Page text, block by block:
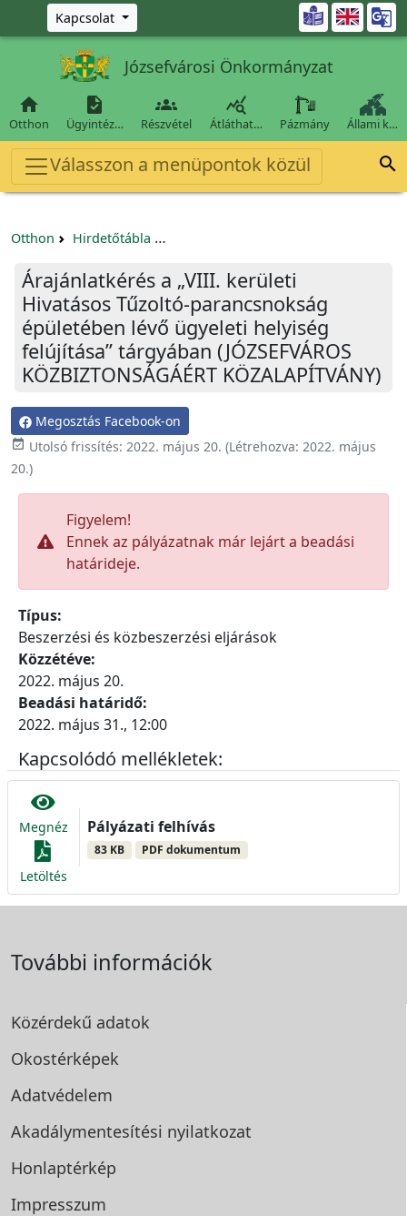
Ugrás a fő tartalomra
Kapcsolat 
Józsefvárosi Önkormányzat

Otthon

Ügyintéz…

Részvétel

Átláthat… Pázmány Állami k…
Válasszon a menüpontok közül 
Otthon Hirdetőtábla
Árajánlatkérés a „VIII. kerületi
Hivatásos Tűzoltó-parancsnokság
épületében lévő ügyeleti helyiség
felújítása” tárgyában (JÓZSEFVÁROS
KÖZBIZTONSÁGÁÉRT KÖZALAPÍTVÁNY)
Megosztás Facebook-on
 Utolsó frissítés: 2022. május 20. (Létrehozva: 2022. május
20.)
Figyelem!
Ennek az pályázatnak már lejárt a beadási
határideje.
Típus:
Beszerzési és közbeszerzési eljárások
Közzétéve:
2022. május 20.
Beadási határidő:
2022. május 31., 12:00
Kapcsolódó mellékletek:
Megnéz
Letöltés
Pályázati felhívás
83 KB PDF dokumentum
További információk
Közérdekű adatok
Okostérképek
Adatvédelem
Akadálymentesítési nyilatkozat
Honlaptérkép
Impresszum